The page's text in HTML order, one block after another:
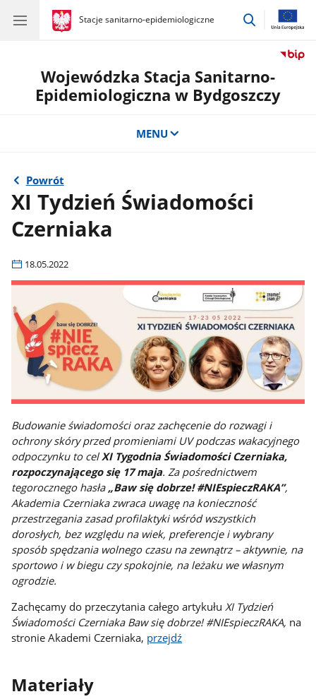
gov.pl
Stacje sanitarno-epidemiologiczne
gov.pl
Stacje
przejdź
Wojewódzka Stacja Sanitarno-
Epidemiologiczna w Bydgoszczy
MENU
Powrót
XI Tydzień Świadomości
Czerniaka
18.05.2022
Budowanie świadomości oraz zachęcenie do rozwagi i
ochrony skóry przed promieniami UV podczas wakacyjnego
odpoczynku to celXI Tygodnia Świadomości Czerniaka,
rozpoczynającego się 17 maja. Za pośrednictwem
tegorocznego hasła „Baw się dobrze! #NIEspieczRAKA”,
Akademia Czerniaka zwraca uwagę na konieczność
przestrzegania zasad profilaktyki wśród wszystkich
dorosłych, bez względu na wiek, preferencje i wybrany
sposób spędzania wolnego czasu na zewnątrz – aktywnie, na
sportowo i w biegu czy spokojnie, na leżaku we własnym
ogrodzie.
Zachęcamy do przeczytania całego artykułuXI Tydzień
Świadomości Czerniaka Baw się dobrze! #NIEspieczRAKA, na
stronie Akademi Czerniaka, przejdź
Materiały